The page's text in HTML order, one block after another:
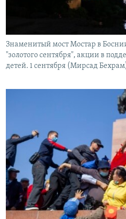
Знаменитый мост Мостар в
"золотого сентября", акции в
детей. 1 сентября (Мирсад